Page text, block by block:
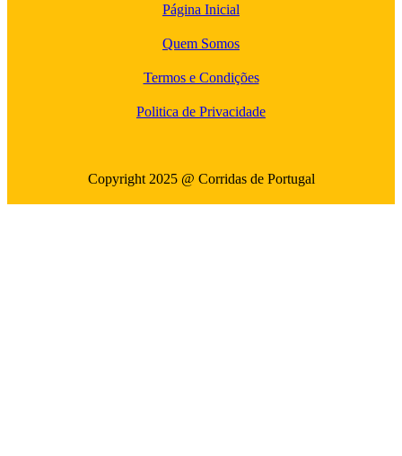
Página Inicial
Quem Somos
Termos e Condições
Politica de Privacidade
Copyright 2025 @ Corridas de Portugal